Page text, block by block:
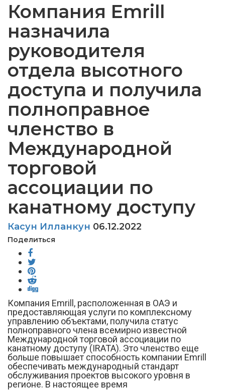
Компания Emrill
назначила
руководителя
отдела высотного
доступа и получила
полноправное
членство в
Международной
торговой
ассоциации по
канатному доступу
Касун Илланкун 06.12.2022
Поделиться
Компания Emrill, расположенная в ОАЭ и
предоставляющая услуги по комплексному
управлению объектами, получила статус
полноправного члена всемирно известной
Международной торговой ассоциации по
канатному доступу (IRATA). Это членство еще
больше повышает способность компании Emrill
обеспечивать международный стандарт
обслуживания проектов высокого уровня в
регионе. В настоящее время